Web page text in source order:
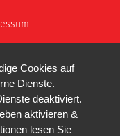
Cookies auf
Dienste.
deaktiviert.
aktivieren &
lesen Sie